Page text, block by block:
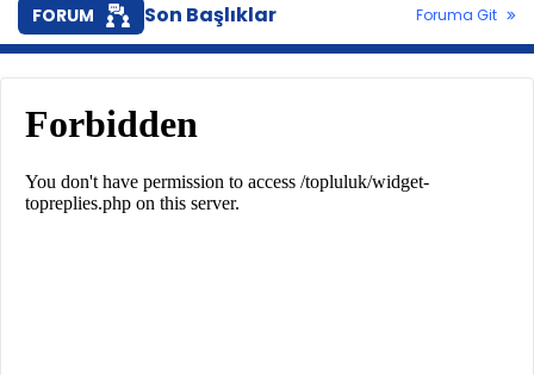
FORUM Son Başlıklar Foruma Git